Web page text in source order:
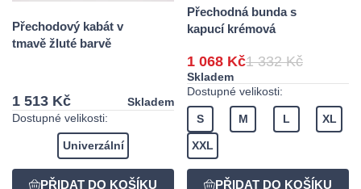
Přechodový kabát v
tmavě žluté barvě
1 513 Kč
Skladem
Dostupné velikosti:
Univerzální
Přechodná bunda s
kapucí krémová
1 068 Kč1 332 Kč
Skladem
Dostupné velikosti:
S M L XL
XXL